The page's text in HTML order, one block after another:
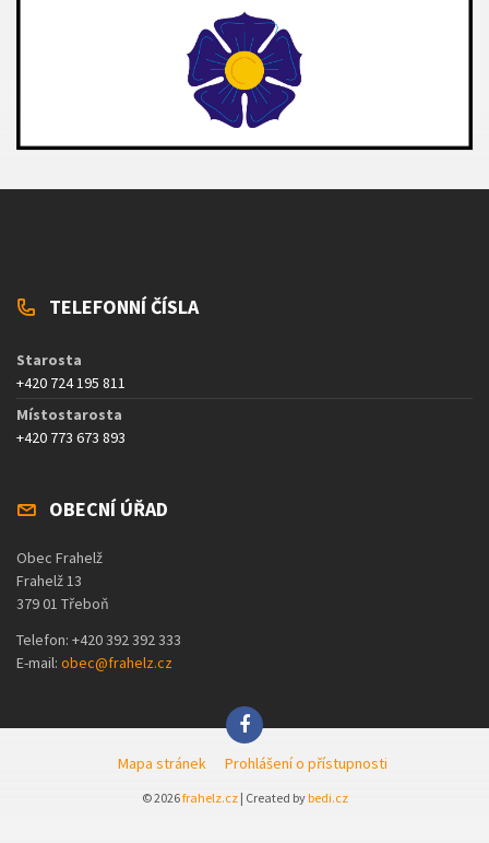
TELEFONNÍ ČÍSLA
Starosta
+420 724 195 811
Místostarosta
+420 773 673 893
OBECNÍ ÚŘAD
Obec Frahelž
Frahelž 13
379 01 Třeboň
Telefon: +420 392 392 333
E-mail: obec@frahelz.cz
Mapa stránek Prohlášení o přístupnosti
© 2026frahelz.cz| Created bybedi.cz